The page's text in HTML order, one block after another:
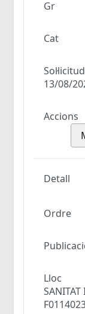
Gr
Cat
Sol·licitud
13/08/
Accions
Detall
Ordre
Lloc
SANITAT